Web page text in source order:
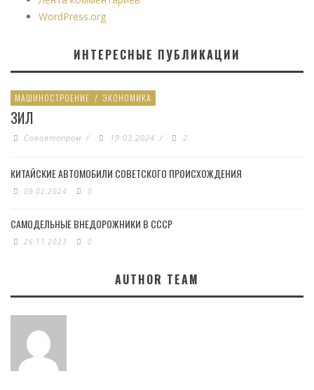
WordPress.org
ИНТЕРЕСНЫЕ ПУБЛИКАЦИИ
МАШИНОСТРОЕНИЕ / ЭКОНОМИКА
ЗИЛ
Совавтопром / 19.03.2024 / 2
КИТАЙСКИЕ АВТОМОБИЛИ СОВЕТСКОГО ПРОИСХОЖДЕНИЯ
09.02.2024 0
САМОДЕЛЬНЫЕ ВНЕДОРОЖНИКИ В СССР
26.11.2023 0
AUTHOR TEAM